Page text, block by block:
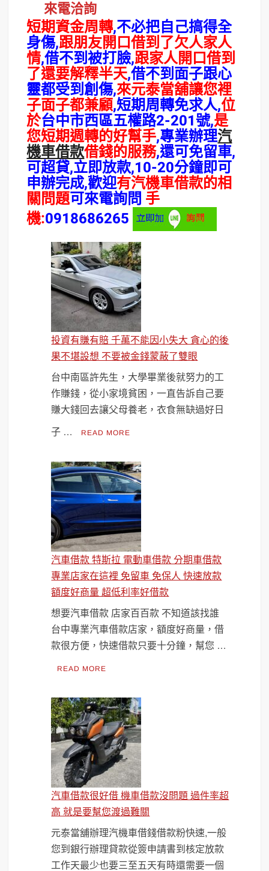
來電洽詢
短期資金周轉,不必把自己搞得全
身傷,跟朋友開口借到了欠人家人
情,借不到被打臉,跟家人開口借到
了還要解釋半天,借不到面子跟心
靈都受到創傷,來元泰當舖讓您裡
子面子都兼顧,短期周轉免求人,位
於台中市西區五權路2-201號,是
您短期週轉的好幫手,專業辦理汽
機車借款借錢的服務,還可免留車,
可超貸,立即放款,10-20分鐘即可
申辦完成,歡迎有汽機車借款的相
關問題可來電詢問 手
機:0918686265
投資有賺有賠 千萬不能因小失大 貪心的後
果不堪設想 不要被金錢蒙蔽了雙眼
台中南區許先生，大學畢業後就努力的工
作賺錢，從小家境貧困，一直告訴自己要
賺大錢回去讓父母養老，衣食無缺過好日
子 … READ MORE
汽車借款 特斯拉 電動車借款 分期車借款
專業店家在這裡 免留車 免保人 快速放款
額度好商量 超低利率好借款
想要汽車借款 店家百百款 不知道該找誰
台中專業汽車借款店家，額度好商量，借
款很方便，快速借款只要十分鐘，幫您 …
READ MORE
汽車借款很好借 機車借款沒問題 過件率超
高 就是要幫您渡過難關
元泰當舖辦理汽機車借錢借款粉快速,一般
您到銀行辦理貸款從簽申請書到核定放款
工作天最少也要三至五天有時還需要一個